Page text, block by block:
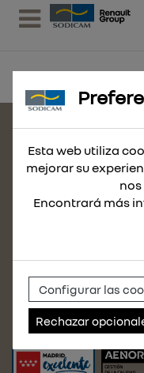
MAPA DEL SITIO
POLÍTICA DE
AVISO LEGAL
CONDICIONES DE
POLÍTICA DE CALIDAD
POLÍTICA DE USO
ACCEDE A NUESTRO
Esta web utiliza
mejorar su
Encontrará más
Configurar las
Rechazar